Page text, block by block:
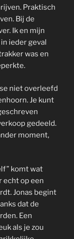
Praktisch
Bij de
Ik en mijn
ieder geval
was en
niet overleefd
Je kunt
gedeeld.
moment,
komt wat
echt op een
Jonas begint
dat de
Een
als je zou